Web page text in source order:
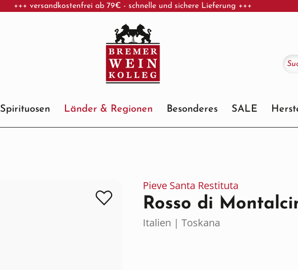
+++ versandkostenfrei ab 79€ - schnelle und sichere Lieferung +++
Spirituosen Länder & Regionen Besonderes SALE
Pieve Santa Restituta
Rosso di
Italien | Toskana